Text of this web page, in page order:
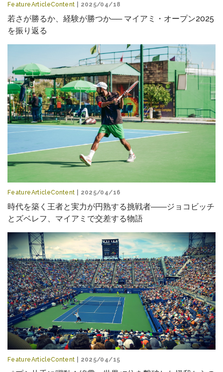
FeatureArticleContent | 2025/04/18
若さが勝るか、経験が勝つか── マイアミ・オープン2025
を振り返る
FeatureArticleContent | 2025/04/16
時代を築く王者と実力が円熟する挑戦者――ジョコビッチ
とズベレフ、マイアミで交差する物語
FeatureArticleContent | 2025/04/15